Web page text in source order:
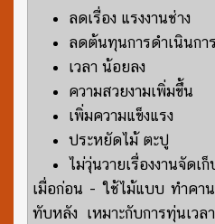
ลดเรื่อง แรงงานช่าง
ลดต้นทุนการดำเนินการ
เวลา น้อยลง
ความสวยงามเพิ่มขึ้น
เพิ่มความแข็งแรง
ประหยัดไม้ ตะปู
ไม่วุ่นวายเรื่องงานจัดเก็
เมื่อก่อน - ใช้ไม้แบบ ทำคา
ทับหลัง เหมาะกับการทุ่นเวล